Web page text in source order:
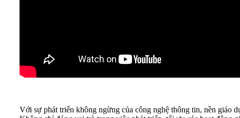
Với sự phát triển không ngừng của công nghệ thông tin, nền giáo